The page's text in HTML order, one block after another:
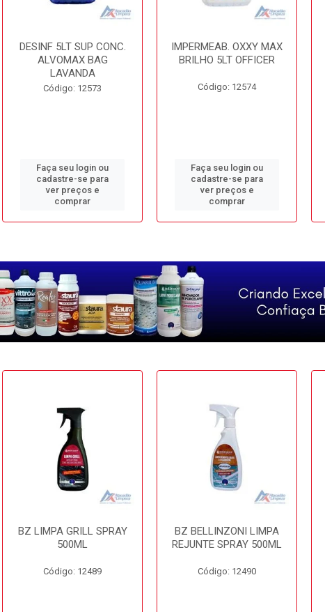
DESINF 5LT SUP CONC.
ALVOMAX BAG
LAVANDA
Código: 12573
Faça seu login ou
cadastre-se para
ver preços e
comprar
IMPERMEAB. OXXY MAX
BRILHO 5LT OFFICER
Código: 12574
Faça seu login ou
cadastre-se para
ver preços e
comprar
BZ LIMPA GRILL SPRAY
500ML
Código: 12489
BZ BELLINZONI LIMPA
REJUNTE SPRAY 500ML
Código: 12490